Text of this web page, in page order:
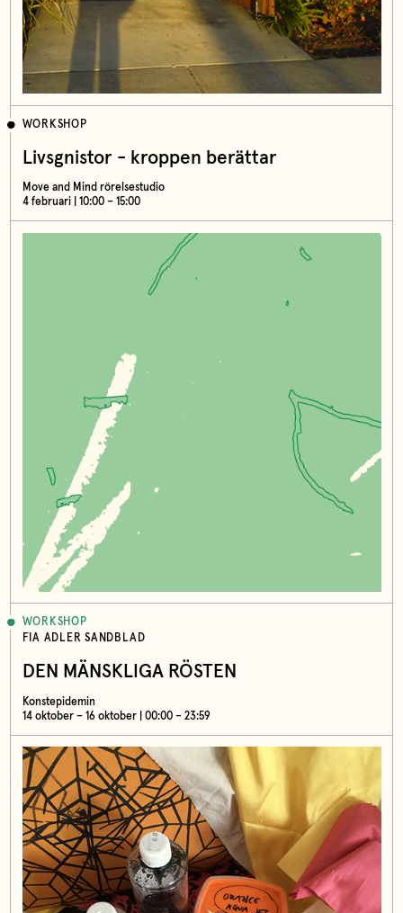
WORKSHOP
Livsgnistor - kroppen berättar
Move and Mind rörelsestudio
4 februari | 10:00 – 15:00
WORKSHOP
FIA ADLER SANDBLAD
DEN MÄNSKLIGA RÖSTEN
Konstepidemin
14 oktober – 16 oktober | 00:00 – 23:59